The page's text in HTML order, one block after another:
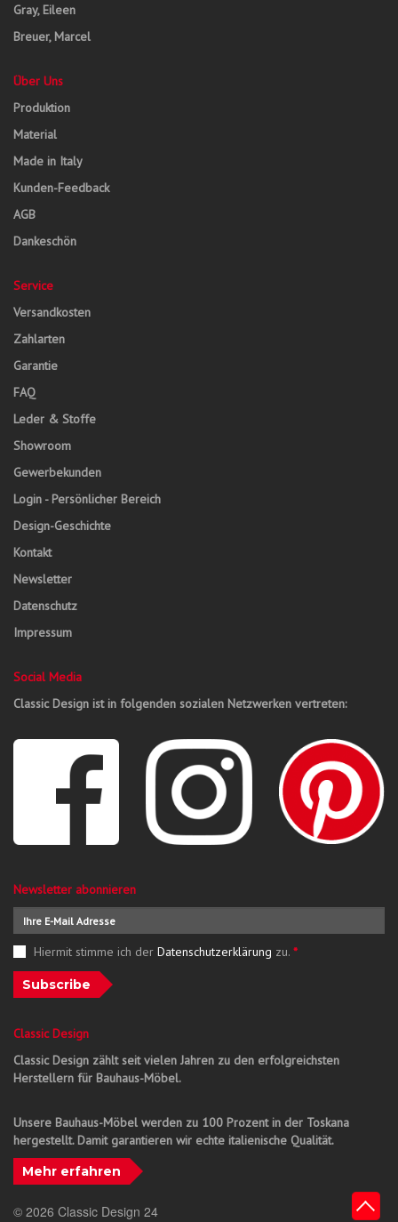
Gray, Eileen
Breuer, Marcel
Über Uns
Produktion
Material
Made in Italy
Kunden-Feedback
AGB
Dankeschön
Service
Versandkosten
Zahlarten
Garantie
FAQ
Leder & Stoffe
Showroom
Gewerbekunden
Login - Persönlicher Bereich
Design-Geschichte
Kontakt
Newsletter
Datenschutz
Impressum
Social Media
Classic Design ist in folgenden sozialen Netzwerken vertreten:
Newsletter abonnieren
Hiermit stimme ich der Datenschutzerklärung zu. *
Subscribe
Classic Design
Classic Design zählt seit vielen Jahren zu den erfolgreichsten
Herstellern für Bauhaus-Möbel.
Unsere Bauhaus-Möbel werden zu 100 Prozent in der Toskana
hergestellt. Damit garantieren wir echte italienische Qualität.
Mehr erfahren
© 2026 Classic Design 24